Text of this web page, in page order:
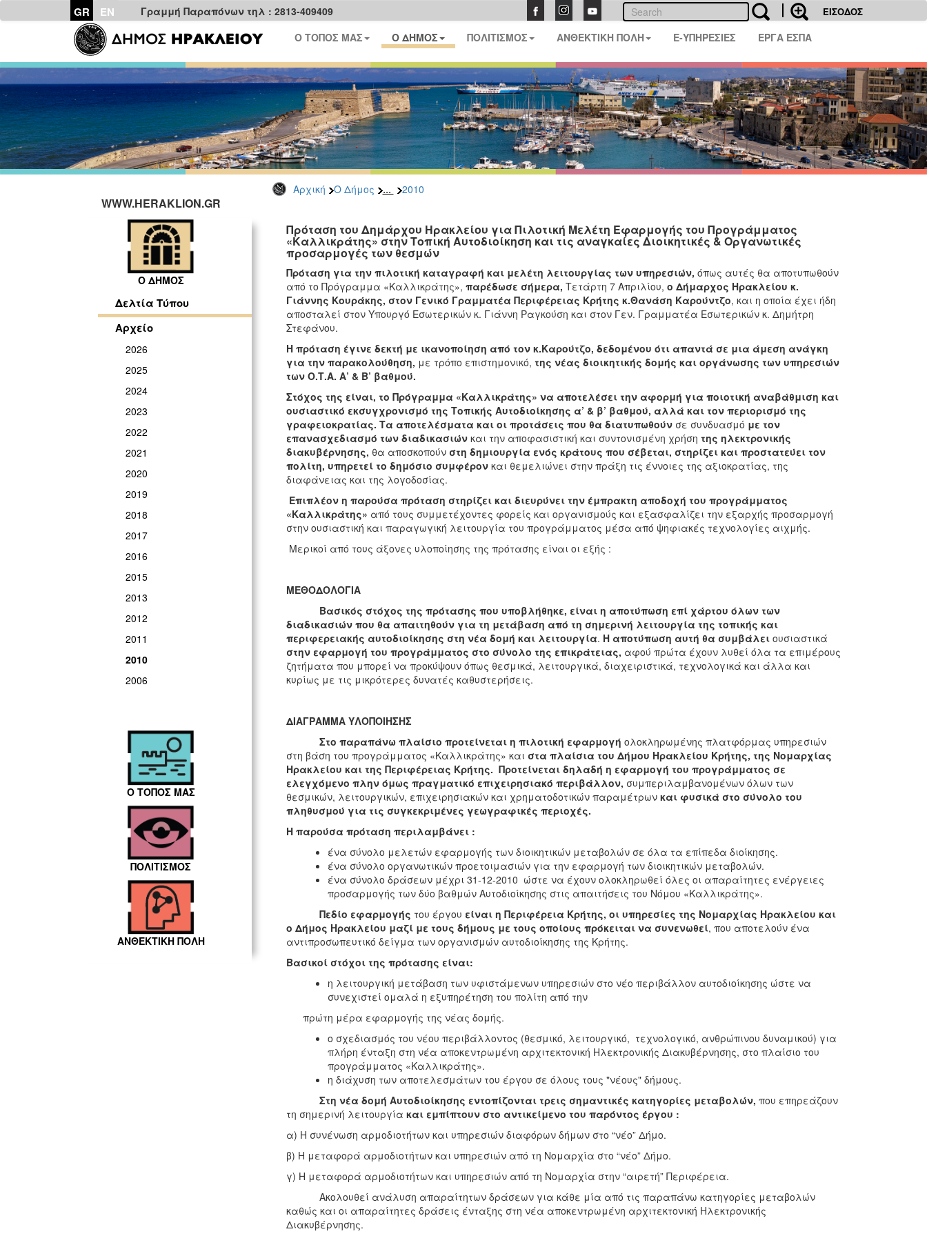
GR EN Γραμμή Παραπόνων τηλ : 2813-409409 ΕΙΣΟΔΟΣ
Ο ΤΟΠΟΣ ΜΑΣ Ο ΔΗΜΟΣ ΠΟΛΙΤΙΣΜΟΣ ΑΝΘΕΚΤΙΚΗ ΠΟΛΗ E-ΥΠΗΡΕΣΙΕΣ ΕΡΓΑ ΕΣΠΑ
Αρχική Ο Δήμος ... 2010
WWW.HERAKLION.GR
Ο ΔΗΜΟΣ
Δελτία Τύπου
Αρχείο
2026
2025
2024
2023
2022
2021
2020
2019
2018
2017
2016
2015
2013
2012
2011
2010
2006
Ο ΤΟΠΟΣ ΜΑΣ
ΠΟΛΙΤΙΣΜΟΣ
ΑΝΘΕΚΤΙΚΗ ΠΟΛΗ
Πρόταση του Δημάρχου Ηρακλείου για Πιλοτική Μελέτη Εφαρμογής του Προγράμματος
«Καλλικράτης» στην Τοπική Αυτοδιοίκηση και τις αναγκαίες Διοικητικές & Οργανωτικές
προσαρμογές των θεσμών
Πρόταση για την πιλοτική καταγραφή και μελέτη λειτουργίας των υπηρεσιών, όπως αυτές θα αποτυπωθούν
από το Πρόγραμμα «Καλλικράτης», παρέδωσε σήμερα, Τετάρτη 7 Απριλίου, ο Δήμαρχος Ηρακλείου κ.
Γιάννης Κουράκης, στον Γενικό Γραμματέα Περιφέρειας Κρήτης κ.Θανάση Καρούντζο, και η οποία έχει ήδη
αποσταλεί στον Υπουργό Εσωτερικών κ. Γιάννη Ραγκούση και στον Γεν. Γραμματέα Εσωτερικών κ. Δημήτρη
Στεφάνου.
Η πρόταση έγινε δεκτή με ικανοποίηση από τον κ.Καρούτζο, δεδομένου ότι απαντά σε μια άμεση ανάγκη
για την παρακολούθηση, με τρόπο επιστημονικό, της νέας διοικητικής δομής και οργάνωσης των υπηρεσιών
των Ο.Τ.Α. Α’ & Β’ βαθμού.
Στόχος της είναι, το Πρόγραμμα «Καλλικράτης» να αποτελέσει την αφορμή για ποιοτική αναβάθμιση και
ουσιαστικό εκσυγχρονισμό της Τοπικής Αυτοδιοίκησης α’ & β’ βαθμού, αλλά και τον περιορισμό της
γραφειοκρατίας. Τα αποτελέσματα και οι προτάσεις που θα διατυπωθούνσε συνδυασμό με τον
επανασχεδιασμό των διαδικασιώνκαι την αποφασιστική και συντονισμένη χρήση της ηλεκτρονικής
διακυβέρνησης, θα αποσκοπούν στη δημιουργία ενός κράτους που σέβεται, στηρίζει και προστατεύει τον
πολίτη, υπηρετεί το δημόσιο συμφέρονκαι θεμελιώνει στην πράξη τις έννοιες της αξιοκρατίας, της
διαφάνειας και της λογοδοσίας.
Επιπλέον η παρούσα πρόταση στηρίζει και διευρύνει την έμπρακτη αποδοχή του προγράμματος
«Καλλικράτης» από τους συμμετέχοντες φορείς και οργανισμούς και εξασφαλίζει την εξαρχής προσαρμογή
στην ουσιαστική και παραγωγική λειτουργία του προγράμματος μέσα από ψηφιακές τεχνολογίες αιχμής.
Μερικοί από τους άξονες υλοποίησης της πρότασης είναι οι εξής :
ΜΕΘΟΔΟΛΟΓΙΑ
Βασικός στόχος της πρότασης που υποβλήθηκε, είναι η αποτύπωση επί χάρτου όλων των
διαδικασιών που θα απαιτηθούν για τη μετάβαση από τη σημερινή λειτουργία της τοπικής και
περιφερειακής αυτοδιοίκησης στη νέα δομή και λειτουργία. Η αποτύπωση αυτή θα συμβάλειουσιαστικά
στην εφαρμογή του προγράμματος στο σύνολο της επικράτειας, αφού πρώτα έχουν λυθεί όλα τα επιμέρους
ζητήματα που μπορεί να προκύψουν όπως θεσμικά, λειτουργικά, διαχειριστικά, τεχνολογικά και άλλα και
κυρίως με τις μικρότερες δυνατές καθυστερήσεις.
ΔΙΑΓΡΑΜΜΑ ΥΛΟΠΟΙΗΣΗΣ
Στο παραπάνω πλαίσιο προτείνεται η πιλοτική εφαρμογή ολοκληρωμένης πλατφόρμας υπηρεσιών
στη βάση του προγράμματος «Καλλικράτης» και στα πλαίσια του Δήμου Ηρακλείου Κρήτης, της Νομαρχίας
Ηρακλείου και της Περιφέρειας Κρήτης. Προτείνεται δηλαδή η εφαρμογή του προγράμματος σε
ελεγχόμενο πλην όμως πραγματικό επιχειρησιακό περιβάλλον, συμπεριλαμβανομένων όλων των
θεσμικών, λειτουργικών, επιχειρησιακών και χρηματοδοτικών παραμέτρων και φυσικά στο σύνολο του
πληθυσμού για τις συγκεκριμένες γεωγραφικές περιοχές.
Η παρούσα πρόταση περιλαμβάνει :
ένα σύνολο μελετών εφαρμογής των διοικητικών μεταβολών σε όλα τα επίπεδα διοίκησης.
ένα σύνολο οργανωτικών προετοιμασιών για την εφαρμογή των διοικητικών μεταβολών.
ένα σύνολο δράσεων μέχρι 31-12-2010 ώστε να έχουν ολοκληρωθεί όλες οι απαραίτητες ενέργειες
προσαρμογής των δύο βαθμών Αυτοδιοίκησης στις απαιτήσεις του Νόμου «Καλλικράτης».
Πεδίο εφαρμογής του έργου είναι η Περιφέρεια Κρήτης, οι υπηρεσίες της Νομαρχίας Ηρακλείου και
ο Δήμος Ηρακλείου μαζί με τους δήμους με τους οποίους πρόκειται να συνενωθεί, που αποτελούν ένα
αντιπροσωπευτικό δείγμα των οργανισμών αυτοδιοίκησης της Κρήτης.
Βασικοί στόχοι της πρότασης είναι:
η λειτουργική μετάβαση των υφιστάμενων υπηρεσιών στο νέο περιβάλλον αυτοδιοίκησης ώστε να
συνεχιστεί ομαλά η εξυπηρέτηση του πολίτη από την
πρώτη μέρα εφαρμογής της νέας δομής.
ο σχεδιασμός του νέου περιβάλλοντος (θεσμικό, λειτουργικό, τεχνολογικό, ανθρώπινου δυναμικού) για
πλήρη ένταξη στη νέα αποκεντρωμένη αρχιτεκτονική Ηλεκτρονικής Διακυβέρνησης, στο πλαίσιο του
προγράμματος «Καλλικράτης».
η διάχυση των αποτελεσμάτων του έργου σε όλους τους "νέους" δήμους.
Στη νέα δομή Αυτοδιοίκησης εντοπίζονται τρεις σημαντικές κατηγορίες μεταβολών, που επηρεάζουν
τη σημερινή λειτουργία και εμπίπτουν στο αντικείμενο του παρόντος έργου :
α) Η συνένωση αρμοδιοτήτων και υπηρεσιών διαφόρων δήμων στο “νέο” Δήμο.
β) Η μεταφορά αρμοδιοτήτων και υπηρεσιών από τη Νομαρχία στο “νέο” Δήμο.
γ) Η μεταφορά αρμοδιοτήτων και υπηρεσιών από τη Νομαρχία στην “αιρετή” Περιφέρεια.
Ακολουθεί ανάλυση απαραίτητων δράσεων για κάθε μία από τις παραπάνω κατηγορίες μεταβολών
καθώς και οι απαραίτητες δράσεις ένταξης στη νέα αποκεντρωμένη αρχιτεκτονική Ηλεκτρονικής
Διακυβέρνησης.